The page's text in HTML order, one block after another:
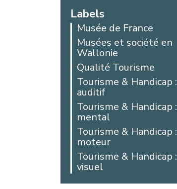
Argoules
Arques
Arras
Auby
Avesnes-les-
Aubert
Bailleul
Beaucamps-Ligny
Beaurains
Bellicourt
Berck
Béthune
Beussent
Labels
Musée de France
Musées et société en
Wallonie
Qualité Tourisme
Tourisme & Handicap :
auditif
Tourisme & Handicap :
mental
Tourisme & Handicap :
moteur
Tourisme & Handicap :
visuel